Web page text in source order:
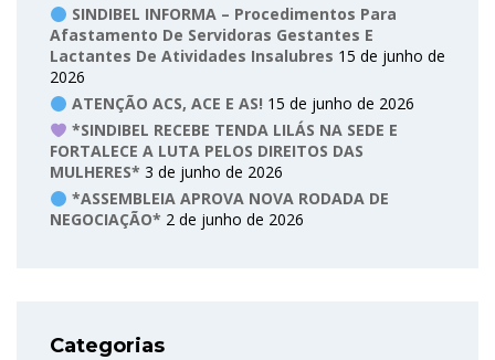
SINDIBEL INFORMA – Procedimentos Para
Afastamento De Servidoras Gestantes E
Lactantes De Atividades Insalubres 15 de junho de
2026
ATENÇÃO ACS, ACE E AS! 15 de junho de 2026
*SINDIBEL RECEBE TENDA LILÁS NA SEDE E
FORTALECE A LUTA PELOS DIREITOS DAS
MULHERES* 3 de junho de 2026
*ASSEMBLEIA APROVA NOVA RODADA DE
NEGOCIAÇÃO* 2 de junho de 2026
Categorias